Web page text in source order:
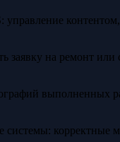
заявку на ремонт
выполненных
корректные